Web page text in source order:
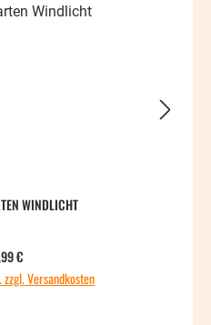
WINDLICHT
Preis:
€
Versandkosten